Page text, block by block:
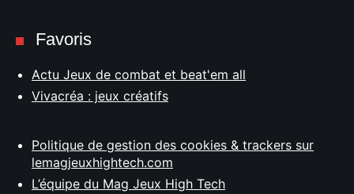
Favoris
Actu Jeux de combat et beat'em all
Vivacréa : jeux créatifs
Politique de gestion des cookies & trackers sur
lemagjeuxhightech.com
L’équipe du Mag Jeux High Tech